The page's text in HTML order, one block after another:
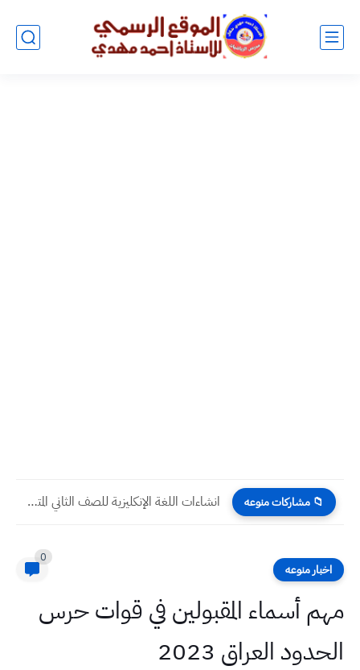
📁 مشاركات منوعه انشاءات اللغة الإنكليزية للصف الثاني المتوسط
اخبار منوعه
0
مهم أسماء المقبولين في قوات حرس
الحدود العراق 2023